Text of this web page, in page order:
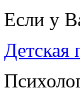
Если у
Детская